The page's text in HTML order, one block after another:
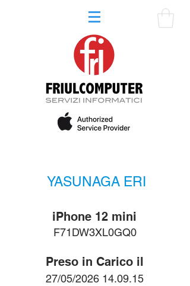
YASUNAGA ERI
F71DW3XL0GQ0
iPhone 12 mini
Preso in Carico il
27/05/2026 14.09.15